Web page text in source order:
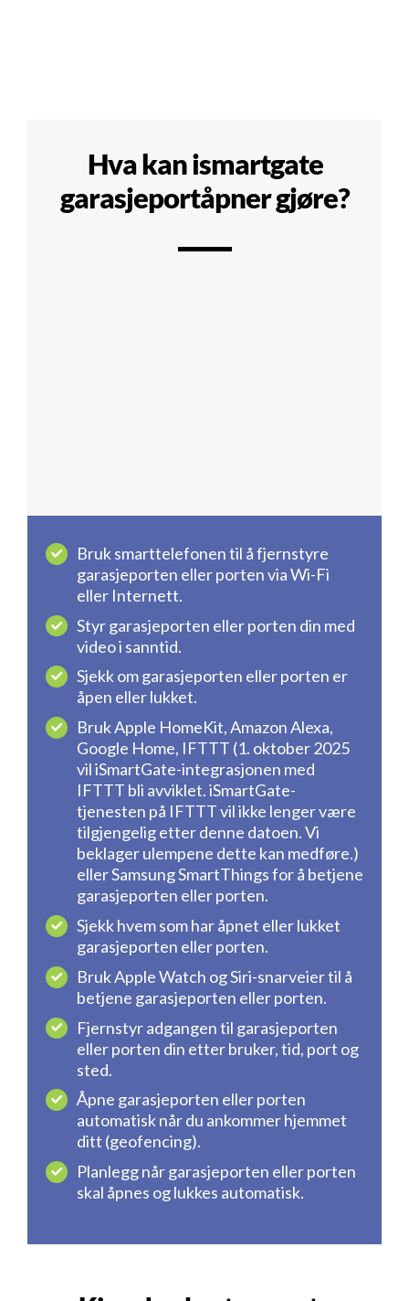
Hva kan ismartgate
garasjeportåpner gjøre?
Bruk smarttelefonen til å fjernstyre
garasjeporten eller porten via Wi-Fi
eller Internett.
Styr garasjeporten eller porten din med
video i sanntid.
Sjekk om garasjeporten eller porten er
åpen eller lukket.
Bruk Apple HomeKit, Amazon Alexa,
Google Home, IFTTT (1. oktober 2025
vil iSmartGate-integrasjonen med
IFTTT bli avviklet. iSmartGate-
tjenesten på IFTTT vil ikke lenger være
tilgjengelig etter denne datoen. Vi
beklager ulempene dette kan medføre.)
eller Samsung SmartThings for å betjene
garasjeporten eller porten.
Sjekk hvem som har åpnet eller lukket
garasjeporten eller porten.
Bruk Apple Watch og Siri-snarveier til å
betjene garasjeporten eller porten.
Fjernstyr adgangen til garasjeporten
eller porten din etter bruker, tid, port og
sted.
Åpne garasjeporten eller porten
automatisk når du ankommer hjemmet
ditt (geofencing).
Planlegg når garasjeporten eller porten
skal åpnes og lukkes automatisk.